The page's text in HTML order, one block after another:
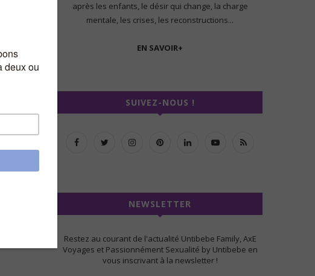
après les enfants, le désir qui change, la charge
mentale, les crises, les reconstructions...
EN SAVOIR+
SUIVEZ-NOUS !
NEWSLETTER
Restez au courant de l'actualité Untibebe Family, AxE
Voyages et Passionnément Sexualité by Untibebe en
vous inscrivant à la newsletter !